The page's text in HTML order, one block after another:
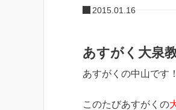
2015.01.16
あすがく大泉
あすがくの中山です！
このたびあすがくの